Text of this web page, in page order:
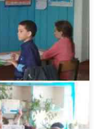
центре по
для учащихся